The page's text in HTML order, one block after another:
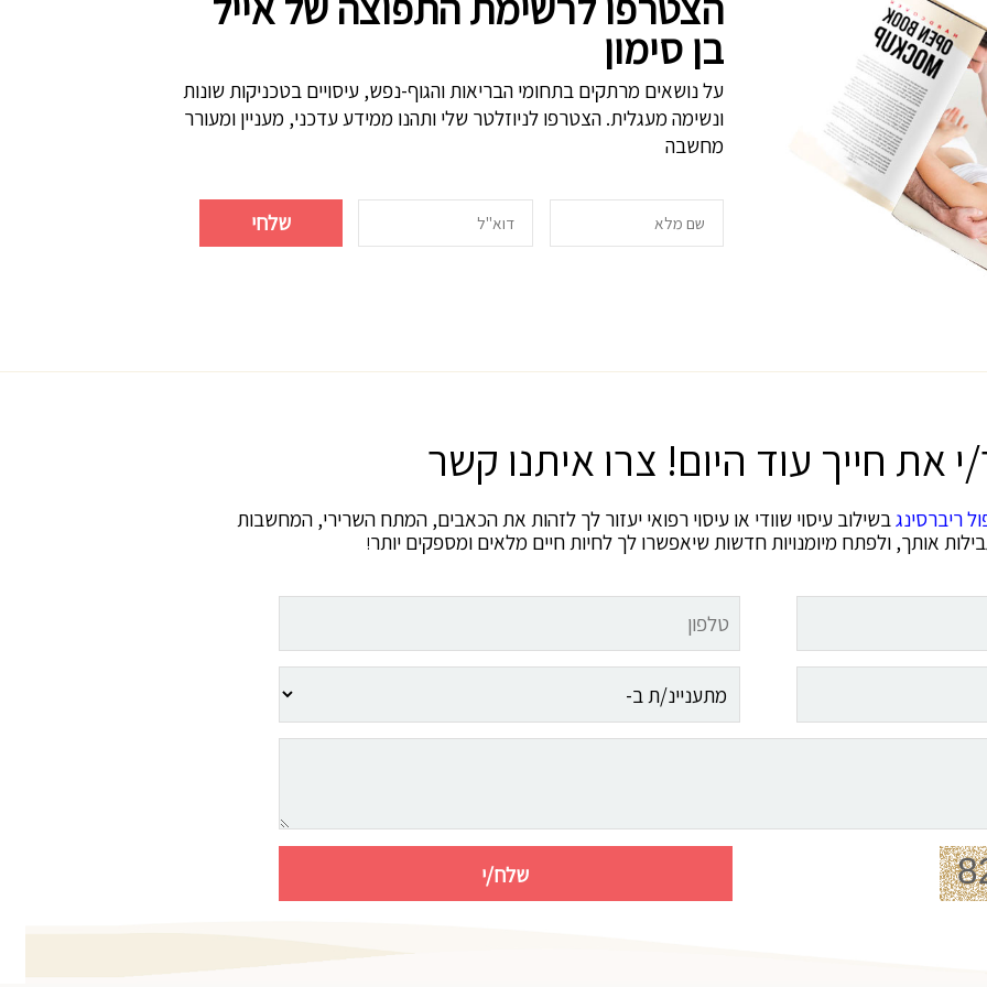
בן סימון
וקבלו עדכונים שוטפים
על נושאים מרתקים בתחומי הבריאות והגוף-נפש, עיסויים בטכניקות שונות
ונשימה מעגלית. הצטרפו לניוזלטר שלי ותהנו ממידע עדכני, מעניין ומעורר
מחשבה
את חייך עוד היום! צרו איתנו קשר
ריברסינגבשילוב עיסוי שוודי או עיסוי רפואי יעזור לך לזהות את הכאבים, המתח השרירי, המחשבות
אותך, ולפתח מיומנויות חדשות שיאפשרו לך לחיות חיים מלאים ומספקים יותר!